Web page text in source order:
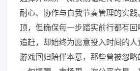
耐心、协作与自我节奏管理的实
顶，但确保每一步踏实前行都有
追赶，却始终为愿意投入时间的人
游戏回归陪伴本意，那些曾被忽